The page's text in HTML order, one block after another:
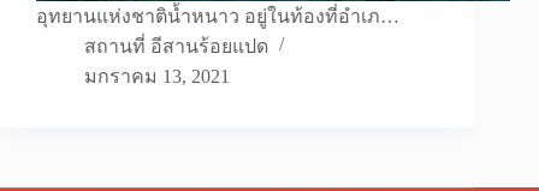
อุทยานแห่งชาติน้ำหนาว อยู่ในท้องที่อำเภ…
สถานที่ อีสานร้อยแปด
มกราคม 13, 2021